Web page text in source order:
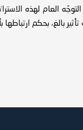
العام لهذه
بالغ، بحكم